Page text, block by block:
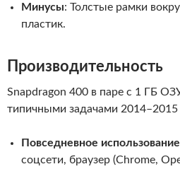
Минусы: Толстые рамки
пластик.
Производительность
Snapdragon 400 в паре с 1 ГБ
типичными задачами 2014–2015
Повседневное использование
соцсети, браузер (Chrome,